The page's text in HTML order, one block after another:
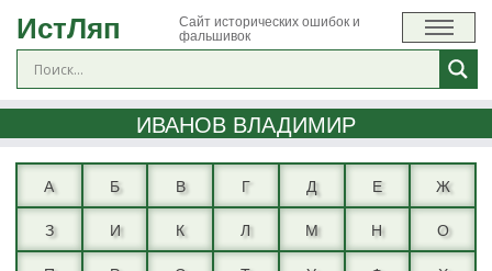
ИстЛяп Сайт исторических ошибок и
фальшивок
ИВАНОВ ВЛАДИМИР
А Б В Г Д Е
Ж
З
И К Л М Н
О